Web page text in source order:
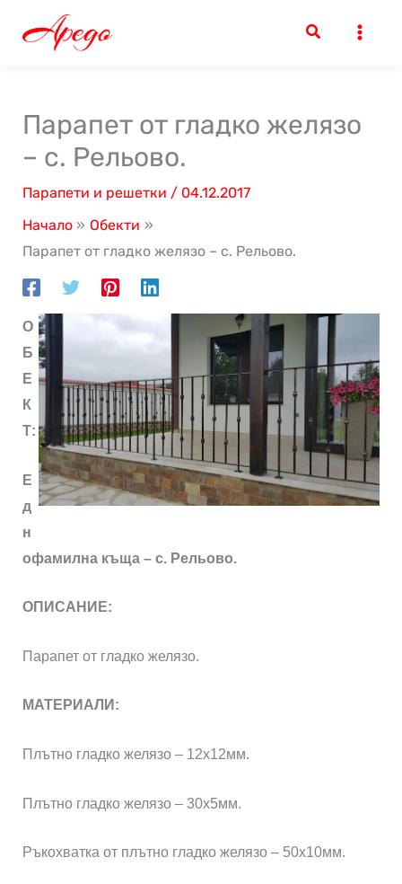
Парапет от гладко желязо
– с. Рельово.
Парапети и решетки / 04.12.2017
Начало
Обекти
Парапет от гладко желязо – с. Рельово.
О
Б
Е
К
Т:
Е
д
н
офамилна къща – с. Рельово.
ОПИСАНИЕ:
Парапет от гладко желязо.
МАТЕРИАЛИ:
Плътно гладко желязо – 12х12мм.
Плътно гладко желязо – 30х5мм.
Ръкохватка от плътно гладко желязо – 50х10мм.